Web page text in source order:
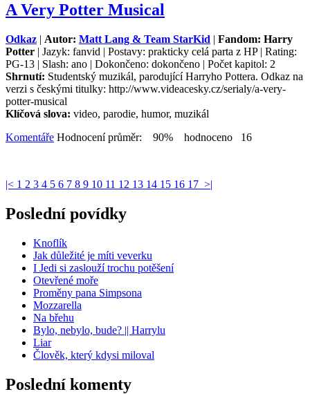
A Very Potter Musical
Odkaz | Autor: Matt Lang & Team StarKid | Fandom: Harry
Potter | Jazyk: fanvid | Postavy: prakticky celá parta z HP | Rating:
PG-13 | Slash: ano | Dokončeno: dokončeno | Počet kapitol: 2
Shrnutí: Studentský muzikál, parodující Harryho Pottera. Odkaz na
verzi s českými titulky: http://www.videacesky.cz/serialy/a-very-
potter-musical
Klíčová slova: video, parodie, humor, muzikál
Komentáře Hodnocení průměr: 90% hodnoceno 16
|< 1 2 3 4 5 6 7 8 9 10 11 12 13 14 15 16 17 >|
Poslední povídky
Knoflík
Jak důležité je míti veverku
I Jedi si zaslouží trochu potěšení
Otevřené moře
Proměny pana Simpsona
Mozzarella
Na břehu
Bylo, nebylo, bude? || Harrylu
Liar
Člověk, který kdysi miloval
Poslední komenty